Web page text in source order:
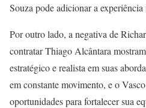
Souza pode adicionar a experiência
Por outro lado, a negativa de
contratar Thiago Alcântara
estratégico e realista em suas
em constante movimento, e o
oportunidades para fortalecer sua